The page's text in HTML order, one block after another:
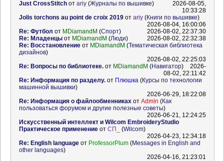
Just CrossStitchот ariy(Журналы по вышивке)
2026-08-05,
10:33:28
Jolis torchons au point de croix 2019от ariy(Книги по вышивке)
2026-08-04, 16:00:06
Re: Футбол от MDiamandM (Спорт)
2026-08-02, 22:37:30
Re: Младенцыот MDiamandM (Люди)
2026-08-02, 22:32:38
Re: Восстановлениеот MDiamandM (Тематическая библиотека
дизайнов)
2026-08-02, 22:25:03
Re: Вопросы по библиотеке.от MDiamandM (Навигатор)
2026-
08-02, 22:11:42
Re: Информация по разделу.от Плюшка (Курсы по технологии
машинной вышивки)
2026-06-29, 18:22:08
Re: Информация о файлообменникахот Admin (Как
пользоваться форумом и другие полезные советы)
2026-06-21, 12:24:25
Искусственный интеллект и Wilcom EmbroideryStudio
Практическое применениеот СП_ (Wilcom)
2026-04-23, 12:34:18
Re: English languageот ProfessorPlum(Messages in English and
other languages)
2026-04-16, 21:23:01